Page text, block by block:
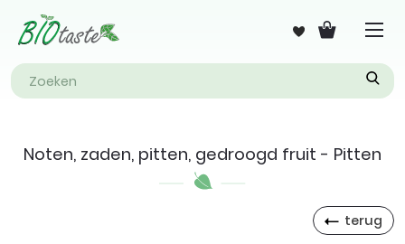
Noten, zaden, pitten, gedroogd fruit - Pitten
terug